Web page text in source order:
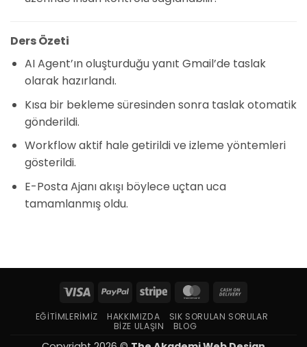
Ders Özeti
AI Agent’ın oluşturduğu yanıt Gmail’de taslak
olarak hazırlandı.
Kısa bir bekleme süresinden sonra taslak otomatik
gönderildi.
Workflow aktif hale getirildi ve izleme yöntemleri
gösterildi.
E-Posta Ajanı akışı böylece uçtan uca
tamamlanmış oldu.
Visa PayPal Stripe MasterCard
Delivery
EĞITIMLERIMIZ HAKKIMIZDA
SIK SORULAN SORULAR
BIZE ULAŞIN
BLOG